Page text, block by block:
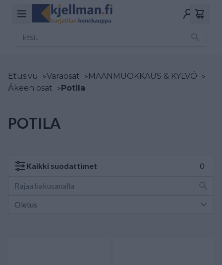
Etusivu >Varaosat >MAANMUOKKAUS & KYLVÖ >
Äkeen osat >Potila
POTILA
Kaikki suodattimet 0